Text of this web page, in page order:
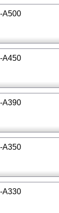
A500
A450
A390
A350
A330